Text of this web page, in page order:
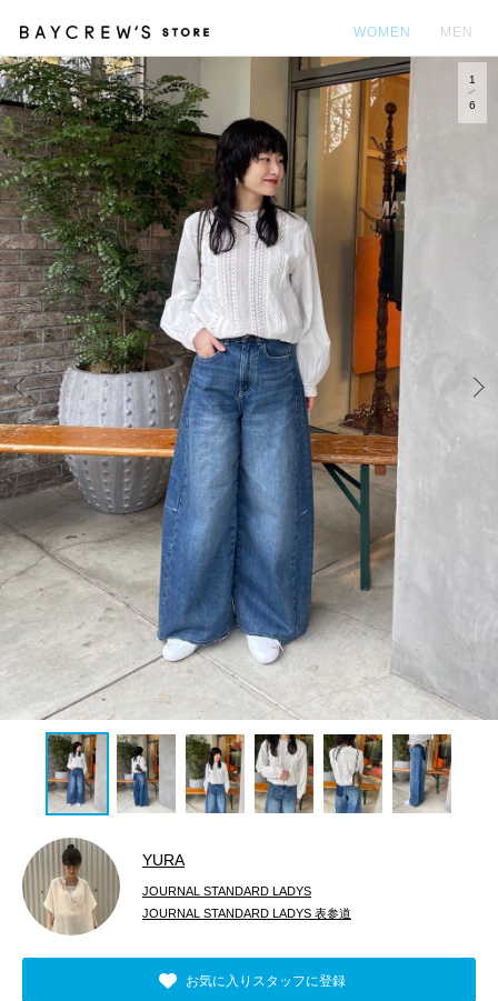
WOMEN MEN
Prev
1
6
YURA
JOURNAL STANDARD LADYS
JOURNAL STANDARD LADYS 表参道
お気に入りスタッフに登録